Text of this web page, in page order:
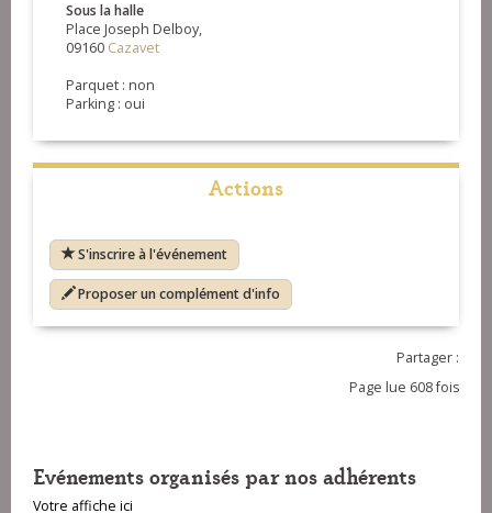
Sous la halle
Place Joseph Delboy,
09160 Cazavet
Parquet : non
Parking : oui
Actions
S'inscrire à l'événement
Proposer un complément d'info
Partager :
Page lue 608 fois
Evénements organisés par nos adhérents
Votre affiche ici